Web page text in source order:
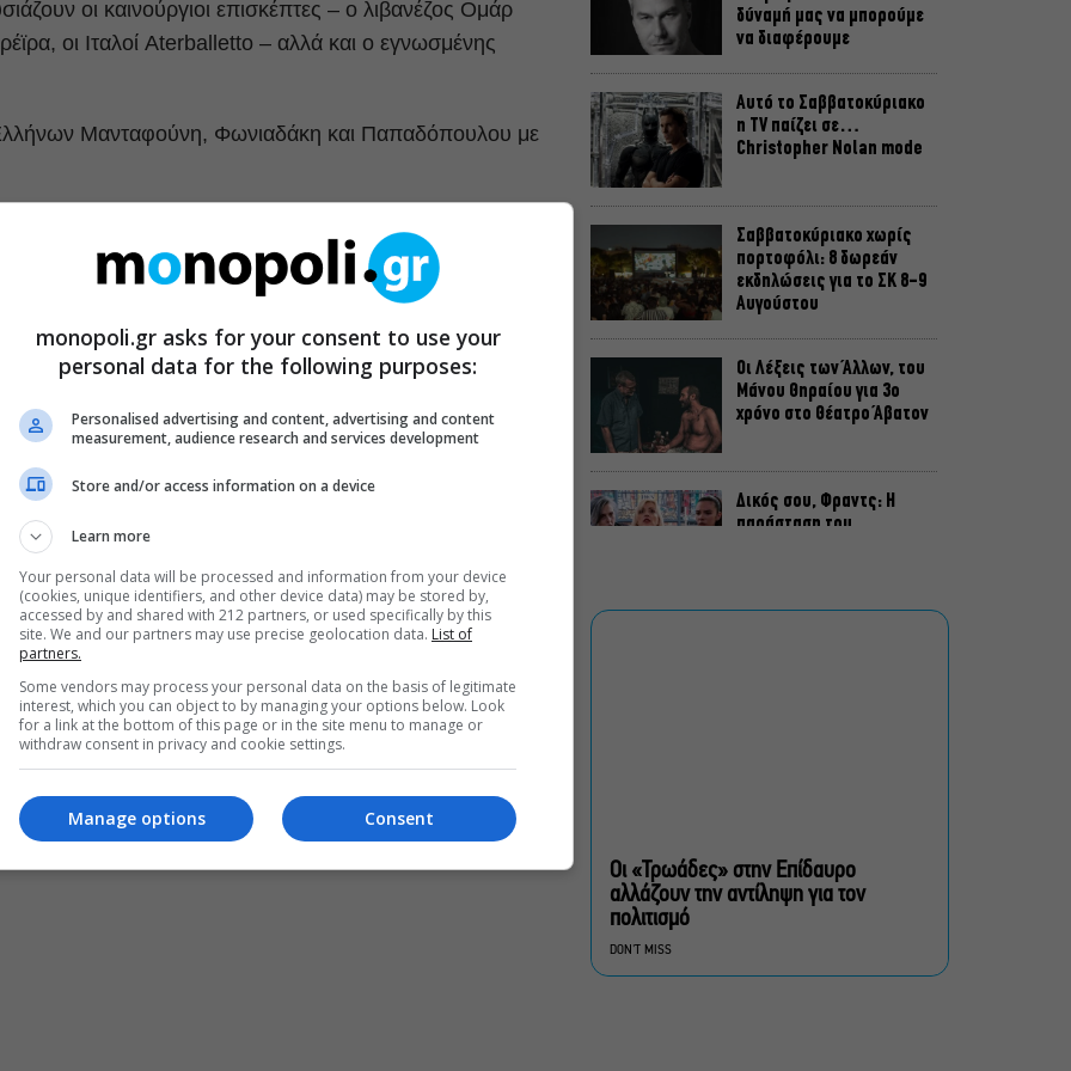
οι καινούργιοι επισκέπτες – ο λιβανέζος Ομάρ
οι Ιταλοί Aterballetto – αλλά και ο εγνωσμένης
Μανταφούνη, Φωνιαδάκη και Παπαδόπουλου με
με πολύ ιδιαίτερη προσωπική γραφή, επιχειρεί μια
με κεντροευρωπαϊκό μεσαιωνικό άρωμα, δίνοντάς
Μένει πιστός στη δομή του έργου, αλλά
ατμόσφαιρα όπου βασικά στοιχεία θα είναι ο φωτισμός
ομάδα εθελοντών χορευτών και ηθοποιών. Με
μουσική, τους κλασικoύς ζωγράφους και μια
τη ρομαντική αυτή ιστορία στο σήμερα.
δύναμή μας να μπορούμε
να διαφέρουμε
Αυτό το Σαββατοκύριακο
η TV παίζει σε…
Christopher Nolan mode
Σαββατοκύριακο χωρίς
πορτοφόλι: 8 δωρεάν
εκδηλώσεις για το ΣΚ 8-9
Αυγούστου
Οι Λέξεις των Άλλων, του
Μάνου Θηραίου για 3ο
χρόνο στο Θέατρο Άβατον
Δικός σου, Φραντς: Η
παράσταση του
Χριστίνας Κυριαζίδη στο
Δημοτικό Θέατρο Πειραιά
Σπηλιόπουλου στην
Οι «Τρωάδες» στην Επίδαυρο
αλλάζουν την αντίληψη για τον
πολιτισμό
DON'T MISS
monopoli.gr asks for your consent to use your
personal data for the following purposes:
Personalised advertising and content, advertising and content
measurement, audience research and services development
Store and/or access information on a device
Learn more
Your personal data will be processed and information from your device
(cookies, unique identifiers, and other device data) may be stored by,
accessed by and shared with 212 partners, or used specifically by this
site. We and our partners may use precise geolocation data. List of
partners.
Some vendors may process your personal data on the basis of legitimate
interest, which you can object to by managing your options below. Look
for a link at the bottom of this page or in the site menu to manage or
withdraw consent in privacy and cookie settings.
Consent
Manage options